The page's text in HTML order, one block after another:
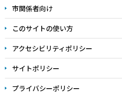
こ
ま
市関係者向け
このサイトの使い方
アクセシビリティポリシー
サイトポリシー
プライバシーポリシー